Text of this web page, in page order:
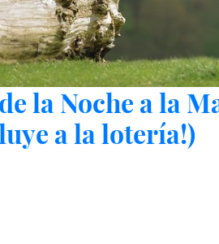
la Noche a la
a la lotería!)